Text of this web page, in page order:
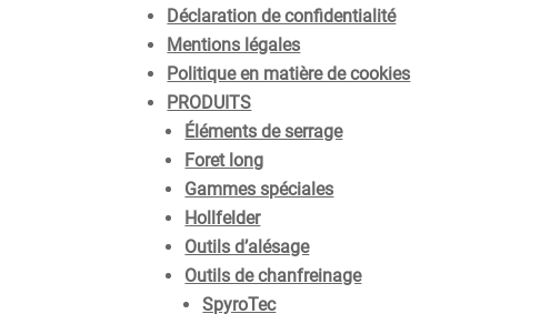
Déclaration de confidentialité
Mentions légales
Politique en matière de cookies
PRODUITS
Éléments de serrage
Foret long
Gammes spéciales
Hollfelder
Outils d’alésage
Outils de chanfreinage
SpyroTec